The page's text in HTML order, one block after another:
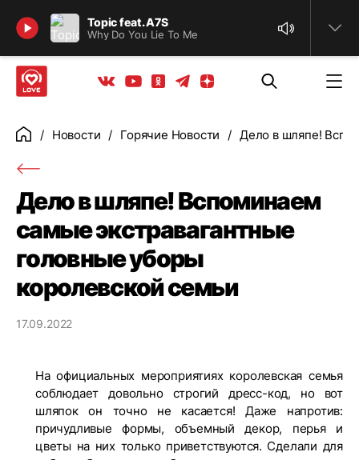
Topic feat. A7S
Why Do You Lie To Me
Найти
Вконтакте
YoutubeОдноклассники
ТелеграмЯндекс дзен
ГлавнаяНовости Горячие Новости Дело в шляпе!
Дело в шляпе! Вспоминаем
самые экстравагантные
головные уборы
королевской семьи
17.09.2022
На официальных мероприятиях королевская семья
соблюдает довольно строгий дресс-код, но вот
шляпок он точно не касается! Даже напротив:
причудливые формы, объемный декор, перья и
цветы на них только приветствуются. Сделали для